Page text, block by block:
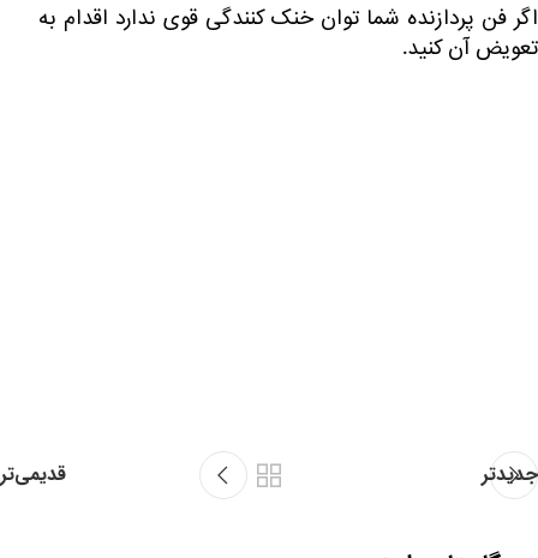
اگر فن پردازنده شما توان خنک کنندگی قوی ندارد اقدام به
تعویض آن کنید.
جدیدتر قدیمی‌تر